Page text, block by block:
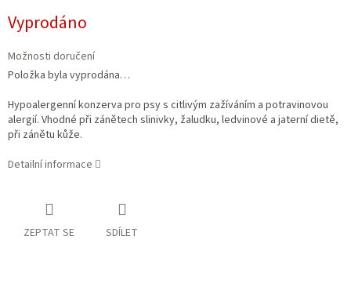
Vyprodáno
Možnosti doručení
Položka byla vyprodána…
Hypoalergenní konzerva pro psy s citlivým zažíváním a potravinovou
alergií. Vhodné při zánětech slinivky, žaludku, ledvinové a jaterní dietě,
při zánětu kůže.
Detailní informace
ZEPTAT SE SDÍLET